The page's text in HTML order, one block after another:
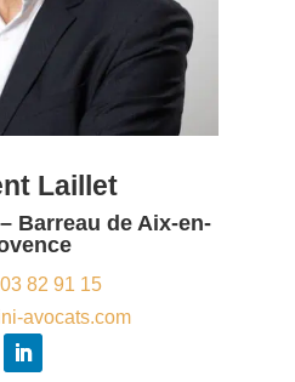
Laillet
Barreau de Aix-en-
82 91 15
avocats.com